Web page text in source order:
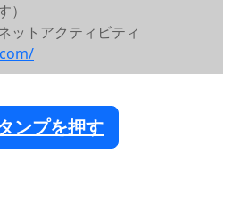
）
ットアクティビティ
ンプを押す